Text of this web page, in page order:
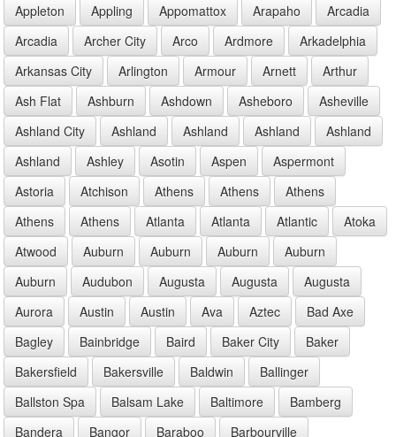
Appleton
Appling Appomattox Arapaho
Arcadia
Arcadia
Archer City Arco Ardmore
Arkadelphia
Arkansas City
Arlington Armour Arnett
Arthur
Ash Flat
Ashburn Ashdown Asheboro
Asheville
Ashland City
Ashland Ashland Ashland
Ashland
Ashland
Ashley Asotin Aspen
Aspermont
Astoria
Atchison Athens Athens
Athens
Athens
Athens Atlanta Atlanta Atlantic
Atoka
Atwood
Auburn Auburn Auburn
Auburn
Auburn
Audubon Augusta Augusta
Augusta
Aurora
Austin Austin Ava Aztec
Bad Axe
Bagley
Bainbridge Baird Baker City
Baker
Bakersfield
Bakersville Baldwin
Ballinger
Ballston Spa
Balsam Lake Baltimore
Bamberg
Bandera
Bangor Baraboo
Barbourville